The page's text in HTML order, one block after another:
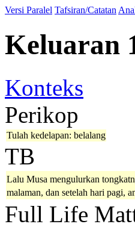
Versi Paralel Tafsiran/Catatan
Keluaran
Konteks
Perikop
Tulah kedelapan: belalang
TB
Lalu Musa mengulurkan
malaman, dan setelah hari pagi,
Full Life